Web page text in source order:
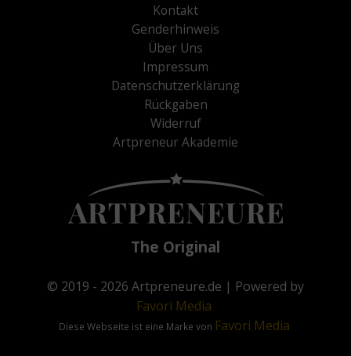
Kontakt
Genderhinweis
Über Uns
Impressum
Datenschutzerklärung
Rückgaben
Widerruf
Artpreneur Akademie
The Original
© 2019 - 2026 Artpreneure.de | Powered by
Favori Media
Diese Webseite ist eine Marke von Favori Media